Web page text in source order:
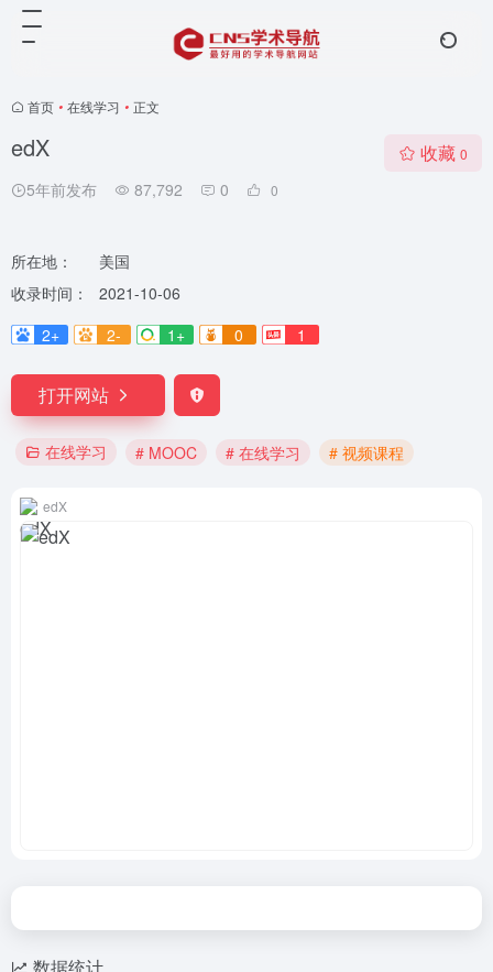
首页 • 在线学习 • 正文
edX
5年前发布 87,792 0 0
收藏 0
所在地：
美国
收录时间：
2021-10-06
2+
2- 1+ 0 1
打开网站
在线学习 # MOOC # 在线学习 # 视频课程
edX